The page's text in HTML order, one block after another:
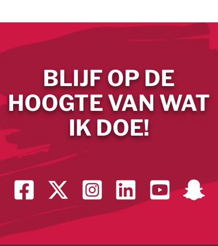
BLIJF OP DE
HOOGTE VAN WAT
IK DOE!